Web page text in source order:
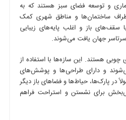
و توسعه فضای سبز هستند که به
ساختمان‌ها و مناطق شهری کمک
سقف‌های باز و اغلب پایه‌های زیبایی
جهان یافت می‌شوند.
چوبی هستند. این سازه‌ها با استفاده از
و دارای طراحی‌ها و پوشش‌های
در پارک‌ها، حیاط‌ها و فضاهای باز دیگر
برای نشستن و استراحت فراهم